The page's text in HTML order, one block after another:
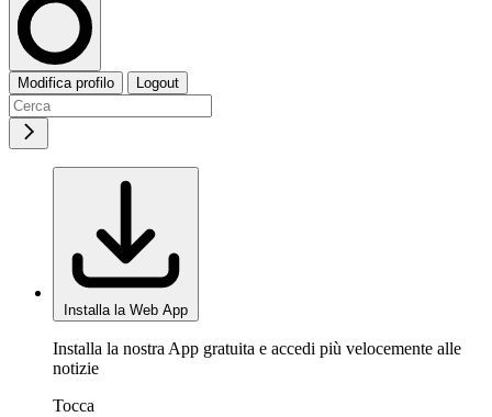
Modifica profilo Logout
Installa la Web App
Installa la nostra App gratuita e accedi più velocemente alle
notizie
Tocca